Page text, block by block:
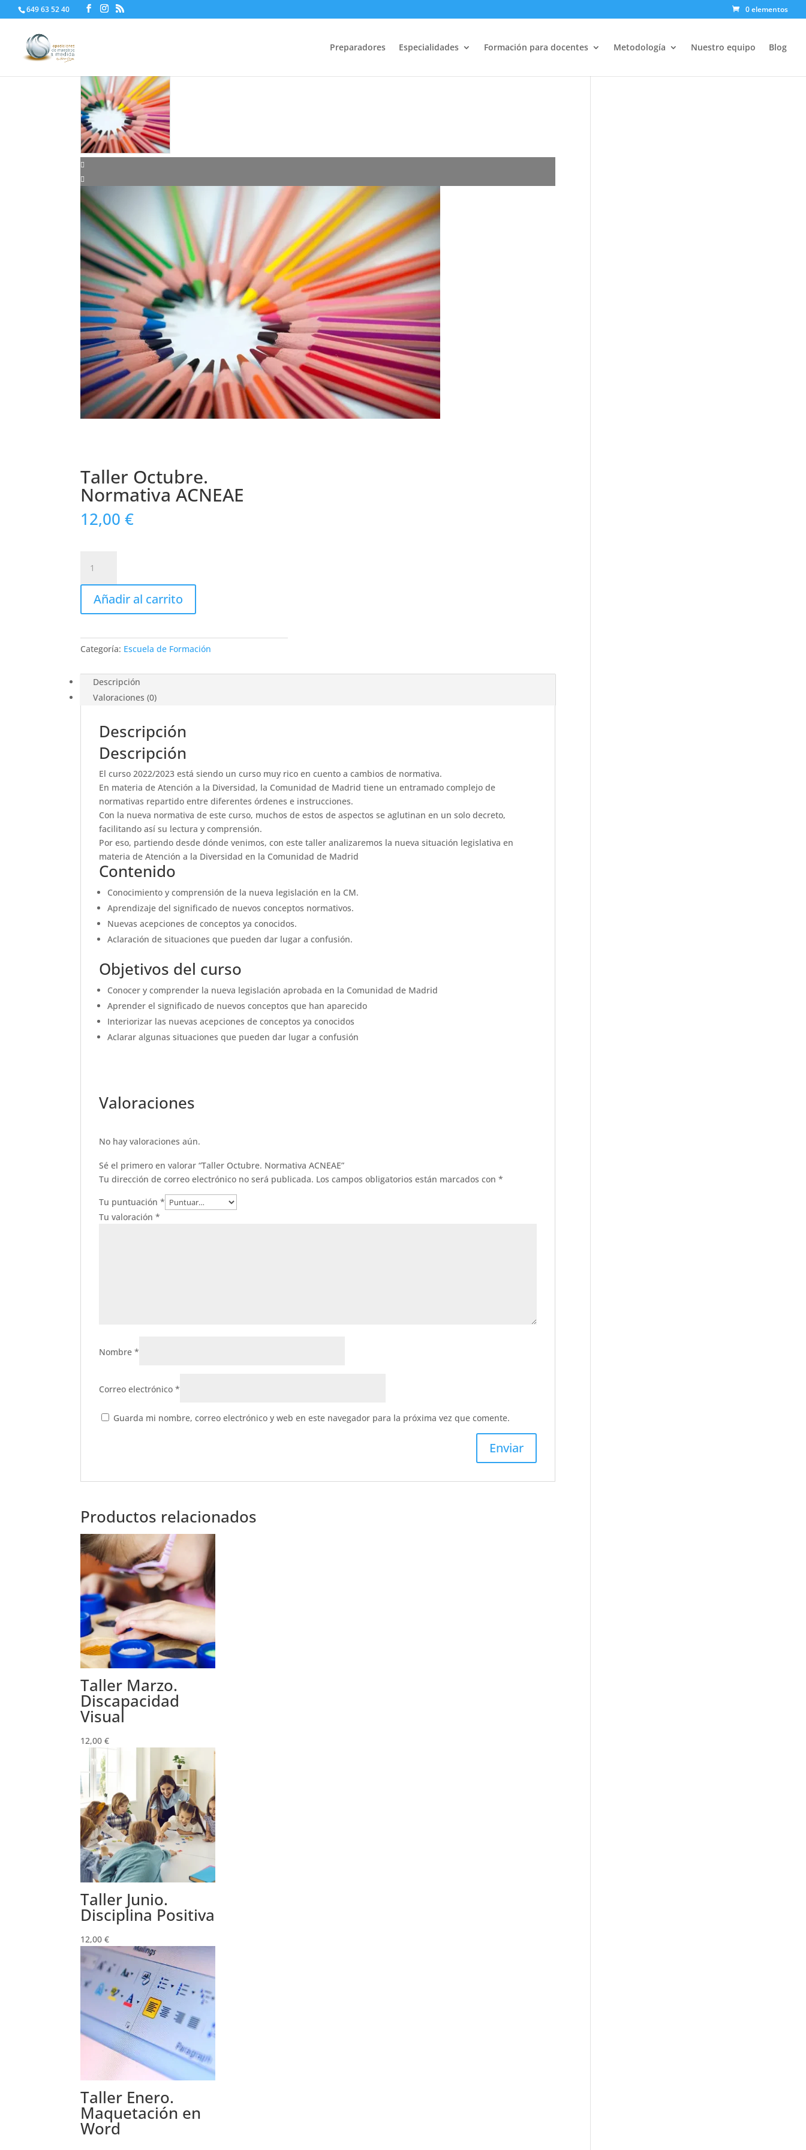
649 63 52 40 0 elementos
Preparadores Especialidades Formación para docentes Metodología Nuestro equipo Blog
/ Taller Octubre. Normativa ACNEAE
Taller Octubre.
Normativa ACNEAE
12,00€
Octubre.
Normativa
ACNEAE
cantidad
Añadir al carrito
Categoría: Escuela de Formación
Descripción
Valoraciones (0)
Descripción
Descripción
El curso 2022/2023 está siendo un curso muy rico en cuento a cambios de normativa.
En materia de Atención a la Diversidad, la Comunidad de Madrid tiene un entramado complejo de
normativas repartido entre diferentes órdenes e instrucciones.
Con la nueva normativa de este curso, muchos de estos de aspectos se aglutinan en un solo decreto,
facilitando así su lectura y comprensión.
Por eso, partiendo desde dónde venimos, con este taller analizaremos la nueva situación legislativa en
materia de Atención a la Diversidad en la Comunidad de Madrid
Contenido
Conocimiento y comprensión de la nueva legislación en la CM.
Aprendizaje del significado de nuevos conceptos normativos.
Nuevas acepciones de conceptos ya conocidos.
Aclaración de situaciones que pueden dar lugar a confusión.
Objetivos del curso
Conocer y comprender la nueva legislación aprobada en la Comunidad de Madrid
Aprender el significado de nuevos conceptos que han aparecido
Interiorizar las nuevas acepciones de conceptos ya conocidos
Aclarar algunas situaciones que pueden dar lugar a confusión
Valoraciones
No hay valoraciones aún.
Sé el primero en valorar “Taller Octubre. Normativa ACNEAE”
Tu dirección de correo electrónico no será publicada. Los campos obligatorios están marcados con*
Tu puntuación*
Tu valoración*
Nombre*
Correo electrónico*
Guarda mi nombre, correo electrónico y web en este navegador para la próxima vez que comente.
Productos relacionados
Taller Marzo.
Discapacidad
Visual
12,00€
Taller Junio.
Disciplina Positiva
12,00€
Taller Enero.
Maquetación en
Word